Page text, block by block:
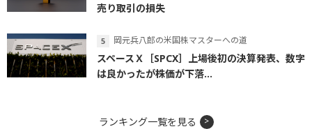
売り取引の損失
岡元兵八郎の米国株マスターへの道
スペースＸ［SPCX］上場後初の決算発表、数字
は良かったが株価が下落...
ランキング一覧を見る